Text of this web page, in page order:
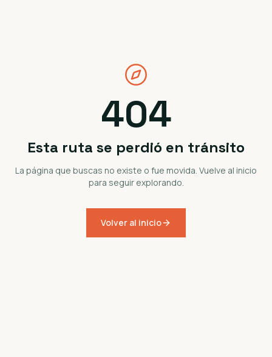
404
Esta ruta se perdió en tránsito
La página que buscas no existe o fue movida. Vuelve al inicio
para seguir explorando.
Volver al inicio